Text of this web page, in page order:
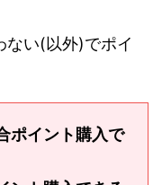
ない(以外)でポイ
ポイント購入で